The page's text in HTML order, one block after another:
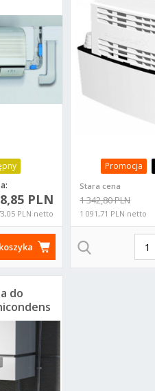
PLN
PLN netto
Promocja
Stara cena
1 342,80 PLN
1 091,71 PLN netto
do